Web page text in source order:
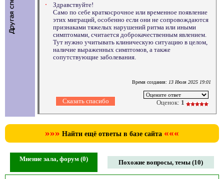
Здравствуйте!
Само по себе краткосрочное или временное появление
этих миграций, особенно если они не сопровождаются
признаками тяжелых нарушений ритма или иными
симптомами, считается доброкачественным явлением.
Тут нужно учитывать клиническую ситуацию в целом,
наличие выраженных симптомов, а также
сопутствующие заболевания.
Время создания: 13 Июля 2025 19:01
Оценок: 1
»»» Найти ещё ответы в базе сайта «««
Мнение зала, форум (0) Похожие вопросы, темы (10)